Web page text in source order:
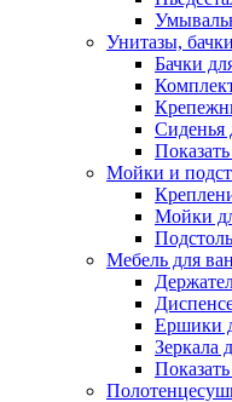
Унитазы,
Бачки
Сиденья
Мойки и
Мойки
Мебель для
Ершики
Зеркала